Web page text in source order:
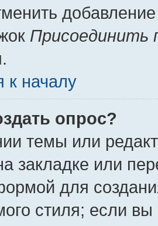
Присоединить
к началу
опрос?
темы или
закладке или
для
стиля; если